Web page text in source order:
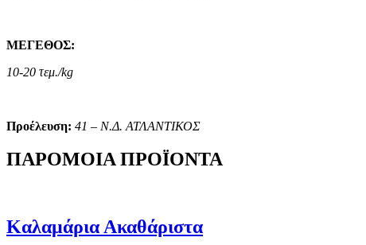
ΜΕΓΕΘΟΣ:
10-20 τεμ./kg
Προέλευση: 41 – Ν.Δ. ΑΤΛΑΝΤΙΚΟΣ
ΠΑΡΟΜΟΙΑ ΠΡΟΪΟΝΤΑ
Καλαμάρια Ακαθάριστα